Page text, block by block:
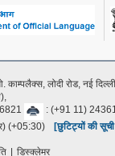
लोदी रोड, नई
: (+91 11)
(+05:30)
[छुटिट्यों की
डिस्क्लेमर